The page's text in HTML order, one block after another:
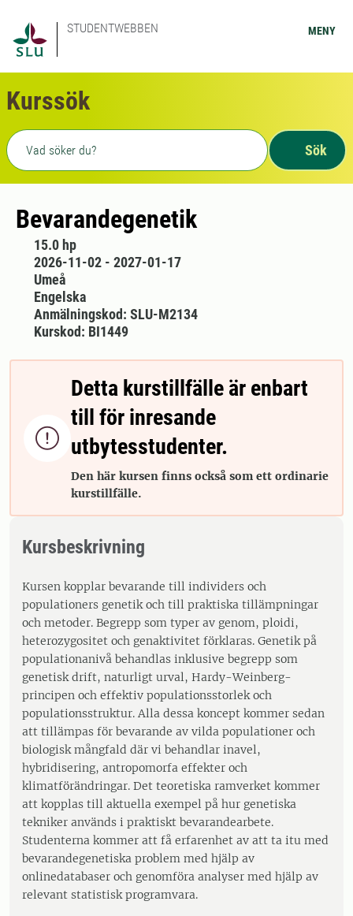
STUDENTWEBBEN MENY
Kurssök
Fritext sökning
Sök
Bevarandegenetik
15.0 hp
2026-11-02 - 2027-01-17
Umeå
Engelska
Anmälningskod: SLU-M2134
Kurskod: BI1449

Detta kurstillfälle är enbart
till för inresande
utbytesstudenter.
Den här kursen finns också som ett ordinarie
kurstillfälle.
Kursbeskrivning
Kursen kopplar bevarande till individers och
populationers genetik och till praktiska tillämpningar
och metoder. Begrepp som typer av genom, ploidi,
heterozygositet och genaktivitet förklaras. Genetik på
populationanivå behandlas inklusive begrepp som
genetisk drift, naturligt urval, Hardy-Weinberg-
principen och effektiv populationsstorlek och
populationsstruktur. Alla dessa koncept kommer sedan
att tillämpas för bevarande av vilda populationer och
biologisk mångfald där vi behandlar inavel,
hybridisering, antropomorfa effekter och
klimatförändringar. Det teoretiska ramverket kommer
att kopplas till aktuella exempel på hur genetiska
tekniker används i praktiskt bevarandearbete.
Studenterna kommer att få erfarenhet av att ta itu med
bevarandegenetiska problem med hjälp av
onlinedatabaser och genomföra analyser med hjälp av
relevant statistisk programvara.